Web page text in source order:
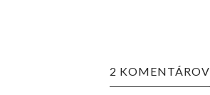
2 KOMENTÁROV